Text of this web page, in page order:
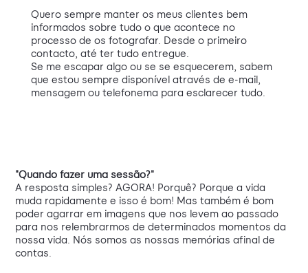
Quero sempre manter os meus clientes bem
informados sobre tudo o que acontece no
processo de os fotografar. Desde o primeiro
contacto, até ter tudo entregue.
Se me escapar algo ou se se esquecerem, sabem
que estou sempre disponível através de e-mail,
mensagem ou telefonema para esclarecer tudo.
"Quando fazer uma sessão?"
A resposta simples? AGORA! Porquê? Porque a vida
muda rapidamente e isso é bom! Mas também é bom
poder agarrar em imagens que nos levem ao passado
para nos relembrarmos de determinados momentos da
nossa vida. Nós somos as nossas memórias afinal de
contas.